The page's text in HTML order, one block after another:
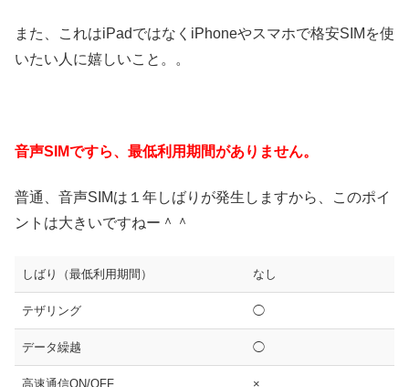
また、これはiPadではなくiPhoneやスマホで格安SIMを使
いたい人に嬉しいこと。。
音声SIMですら、最低利用期間がありません。
普通、音声SIMは１年しばりが発生しますから、このポイ
ントは大きいですねー＾＾
しばり（最低利用期間） なし
テザリング ◯
データ繰越 ◯
高速通信ON/OFF ×